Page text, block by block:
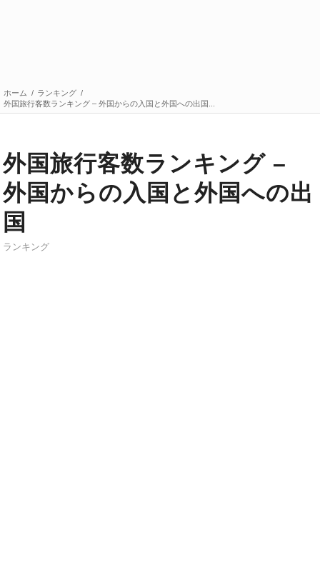
ホーム / ランキング /
外国旅行客数ランキング – 外国からの入国と外国への出国...
外国旅行客数ランキング –
外国からの入国と外国への出
国
ランキング